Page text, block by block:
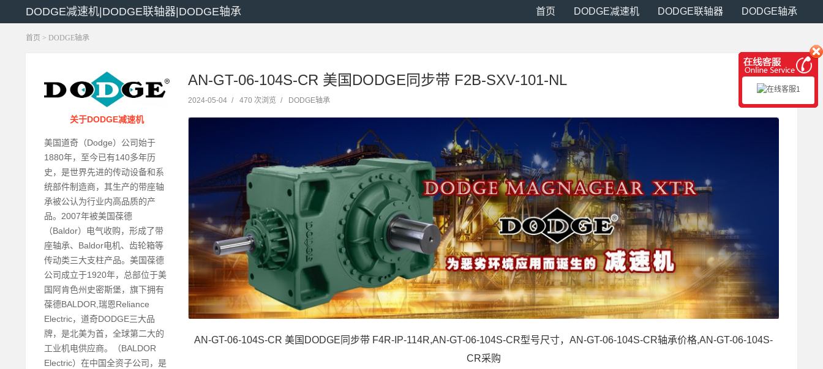
DODGE减速机|DODGE联轴器|DODGE轴承 首页 DODGE减速机 DODGE联轴器 DODGE轴承
首页 > DODGE轴承
关于DODGE减速机
美国道奇（Dodge）公司始于
1880年，至今已有140多年历
史，是世界先进的传动设备和系
统部件制造商，其生产的带座轴
承被公认为行业内高品质的产
品。2007年被美国葆德
（Baldor）电气收购，形成了带
座轴承、Baldor电机、齿轮箱等
传动类三大支柱产品。美国葆德
公司成立于1920年，总部位于美
国阿肯色州史密斯堡，旗下拥有
葆德BALDOR,瑞恩Reliance
Electric，道奇DODGE三大品
牌，是北美为首，全球第二大的
工业机电供应商。（BALDOR
Electric）在中国全资子公司，是
AN-GT-06-104S-CR 美国DODGE同步带 F2B-SXV-101-NL
2024-05-04 / 470 次浏览 / DODGE轴承
AN-GT-06-104S-CR 美国DODGE同步带 F4R-IP-114R,AN-GT-06-104S-CR型号尺寸，AN-GT-06-104S-CR轴承价格,AN-GT-06-104S-
CR采购